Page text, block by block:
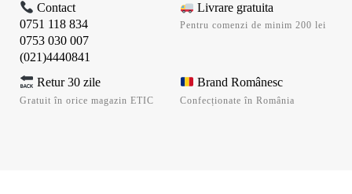
Contact
0751 118 834
0753 030 007
(021)4440841
Livrare gratuita
Pentru comenzi de minim 200 lei
Retur 30 zile
Gratuit în orice magazin ETIC
Brand Românesc
Confecționate în România